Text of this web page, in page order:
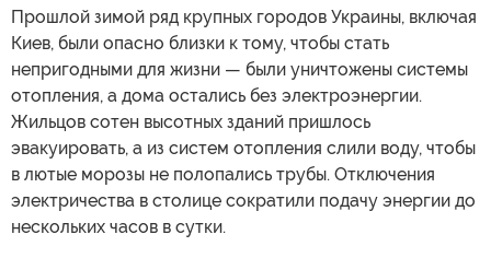
Прошлой зимой ряд крупных городов Украины, включая
Киев, были опасно близки к тому, чтобы стать
непригодными для жизни — были уничтожены системы
отопления, а дома остались без электроэнергии.
Жильцов сотен высотных зданий пришлось
эвакуировать, а из систем отопления слили воду, чтобы
в лютые морозы не полопались трубы. Отключения
электричества в столице сократили подачу энергии до
нескольких часов в сутки.